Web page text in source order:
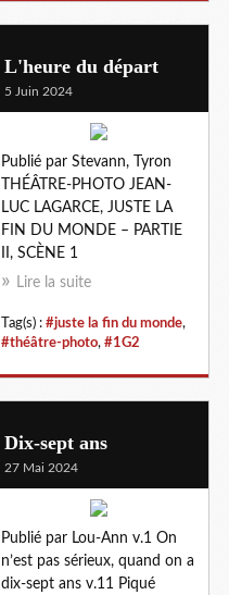
L'heure du départ
5 Juin 2024
Publié par Stevann, Tyron
THÉÂTRE-PHOTO JEAN-
LUC LAGARCE, JUSTE LA
FIN DU MONDE – PARTIE
II, SCÈNE 1
Lire la suite
Tag(s) : #juste la fin du monde,
#théâtre-photo, #1G2
Dix-sept ans
27 Mai 2024
Publié par Lou-Ann v.1 On
n’est pas sérieux, quand on a
dix-sept ans v.11 Piqué